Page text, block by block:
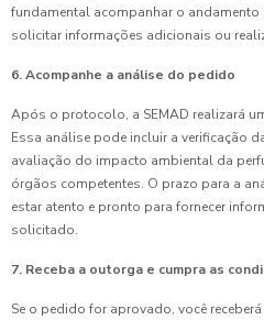
fundamental acompanhar o
solicitar informações adicionais ou
6. Acompanhe a análise do pedido
Após o protocolo, a SEMAD realizará
Essa análise pode incluir a verificação
avaliação do impacto ambiental da
órgãos competentes. O prazo para a
estar atento e pronto para fornecer
solicitado.
7. Receba a outorga e cumpra as
Se o pedido for aprovado, você